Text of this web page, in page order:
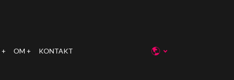
OM KONTAKT